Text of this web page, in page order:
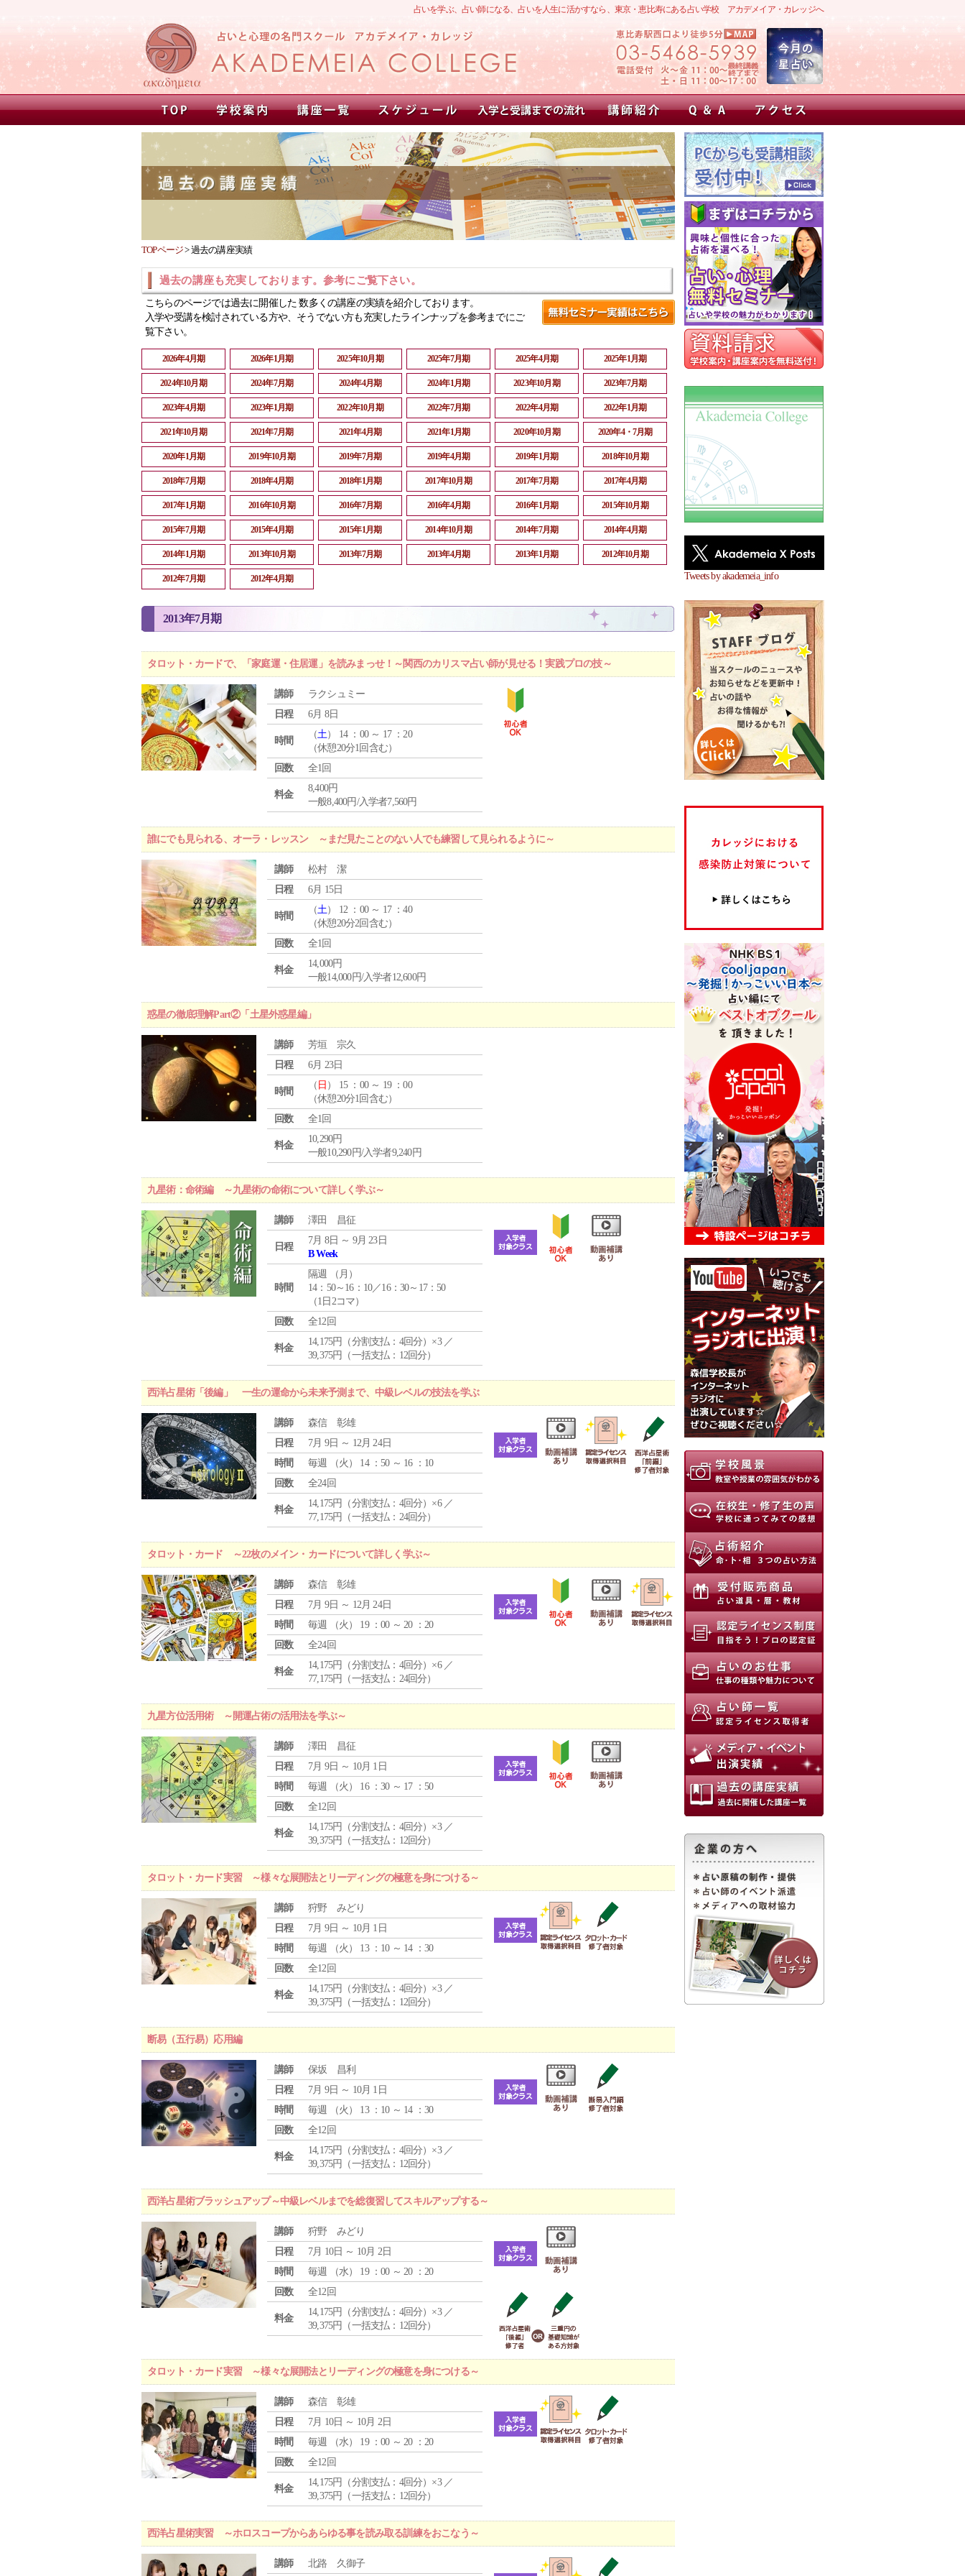
占いを学ぶ、占い師になる、占いを人生に活かすなら、東京・恵比寿にある占い学校 アカデメイア・カレッジへ
Tweets by akademeia_info
TOPページ>過去の講座実績
過去の講座も充実しております。参考にご覧下さい。
こちらのページでは過去に開催した 数多くの講座の実績を紹介しております。
入学や受講を検討されている方や、そうでない方も充実したラインナップを参考までにご
覧下さい。
2026年4月期 2026年1月期 2025年10月期 2025年7月期 2025年4月期 2025年1月期
2024年10月期 2024年7月期 2024年4月期 2024年1月期 2023年10月期 2023年7月期
2023年4月期 2023年1月期 2022年10月期 2022年7月期 2022年4月期 2022年1月期
2021年10月期 2021年7月期 2021年4月期 2021年1月期 2020年10月期 2020年4・7月期
2020年1月期 2019年10月期 2019年7月期 2019年4月期 2019年1月期 2018年10月期
2018年7月期 2018年4月期 2018年1月期 2017年10月期 2017年7月期 2017年4月期
2017年1月期 2016年10月期 2016年7月期 2016年4月期 2016年1月期 2015年10月期
2015年7月期 2015年4月期 2015年1月期 2014年10月期 2014年7月期 2014年4月期
2014年1月期 2013年10月期 2013年7月期 2013年4月期 2013年1月期 2012年10月期
2012年7月期 2012年4月期
2013年7月期
タロット・カードで、「家庭運・住居運」を読みまっせ！～関西のカリスマ占い師が見せる！実践プロの技～
講師
ラクシュミー
日程
6月 8日
時間
（土） 14 ：00 ～ 17 ：20
（休憩20分1回含む）
回数
全1回
料金
8,400円
一般8,400円/入学者7,560円
誰にでも見られる、オーラ・レッスン ～まだ見たことのない人でも練習して見られるように～
講師
松村 潔
日程
6月 15日
時間
（土） 12 ：00 ～ 17 ：40
（休憩20分2回含む）
回数
全1回
料金
14,000円
一般14,000円/入学者12,600円
惑星の徹底理解Part②「土星外惑星編」
講師
芳垣 宗久
日程
6月 23日
時間
（ 日 ） 15 ：00 ～ 19 ：00
（休憩20分1回含む）
回数
全1回
料金
10,290円
一般10,290円/入学者9,240円
九星術：命術編 ～九星術の命術について詳しく学ぶ～
講師 澤田 昌征
日程
7月 8日 ～ 9月 23日
B Week
時間
隔週 （ 月 ）
14：50～16：10／16：30～17：50
（1日2コマ）
回数
全12回
料金
14,175円（分割支払：4回分）×3 ／
39,375円（一括支払：12回分）
西洋占星術「後編」 一生の運命から未来予測まで、中級レベルの技法を学ぶ
講師
森信 彰雄
日程
7月 9日 ～ 12月 24日
時間
毎週 （火 ） 14 ：50 ～ 16 ：10
回数
全24回
料金
14,175円（分割支払：4回分）×6 ／
77,175円（一括支払：24回分）
タロット・カード ～22枚のメイン・カードについて詳しく学ぶ～
講師
森信 彰雄
日程
7月 9日 ～ 12月 24日
時間
毎週 （火 ） 19 ：00 ～ 20 ：20
回数
全24回
料金
14,175円（分割支払：4回分）×6 ／
77,175円（一括支払：24回分）
九星方位活用術 ～開運占術の活用法を学ぶ～
講師
澤田 昌征
日程
7月 9日 ～ 10月 1日
時間
毎週 （火 ） 16 ：30 ～ 17 ：50
回数
全12回
料金
14,175円（分割支払：4回分）×3 ／
39,375円（一括支払：12回分）
タロット・カード実習 ～様々な展開法とリーディングの極意を身につける～
講師
狩野 みどり
日程
7月 9日 ～ 10月 1日
時間
毎週 （火 ） 13 ：10 ～ 14 ：30
回数
全12回
料金
14,175円（分割支払：4回分）×3 ／
39,375円（一括支払：12回分）
断易（五行易）応用編
講師
保坂 昌利
日程
7月 9日 ～ 10月 1日
時間
毎週 （火 ） 13 ：10 ～ 14 ：30
回数
全12回
料金
14,175円（分割支払：4回分）×3 ／
39,375円（一括支払：12回分）
西洋占星術ブラッシュアップ～中級レベルまでを総復習してスキルアップする～
講師
狩野 みどり
日程
7月 10日 ～ 10月 2日
時間
毎週 （水） 19 ：00 ～ 20 ：20
回数
全12回
料金
14,175円（分割支払：4回分）×3 ／
39,375円（一括支払：12回分）
タロット・カード実習 ～様々な展開法とリーディングの極意を身につける～
講師
森信 彰雄
日程
7月 10日 ～ 10月 2日
時間
毎週 （水） 19 ：00 ～ 20 ：20
回数
全12回
料金
14,175円（分割支払：4回分）×3 ／
39,375円（一括支払：12回分）
西洋占星術実習 ～ホロスコープからあらゆる事を読み取る訓練をおこなう～
講師 北路 久御子